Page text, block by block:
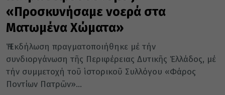
«Προσκυνήσαμε νοερά στα
Ματωμένα Χώματα»
Ἡ Ἐκδήλωση πραγματοποιήθηκε μέ τήν
συνδιοργάνωση τῆς Περιφέρειας Δυτικῆς Ἑλλάδος, μέ
τήν συμμετοχή τοῦ ἱστορικοῦ Συλλόγου «Φάρος
Ποντίων Πατρῶν»...